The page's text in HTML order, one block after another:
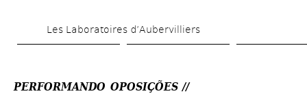
to
Les Laboratoires d’Aubervilliers
PERFORMANDO OPOSIÇÕES //